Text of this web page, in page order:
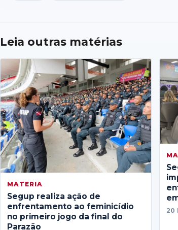
Leia outras matérias
MATERIA
Segup realiza ação de
enfrentamento ao feminicídio
no primeiro jogo da final do
Parazão
20